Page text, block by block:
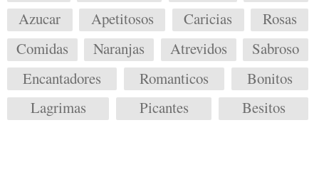
Azucar
Apetitosos Caricias
Rosas
Comidas
Naranjas Atrevidos
Sabroso
Encantadores
Romanticos
Bonitos
Lagrimas
Picantes Besitos